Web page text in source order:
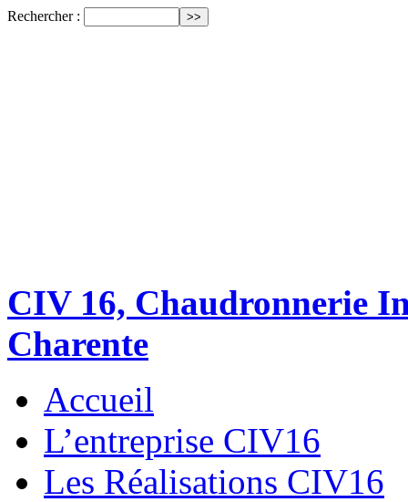
Rechercher :
CIV 16, Chaudronnerie
Charente
Accueil
L’entreprise CIV16
Les Réalisations CIV16